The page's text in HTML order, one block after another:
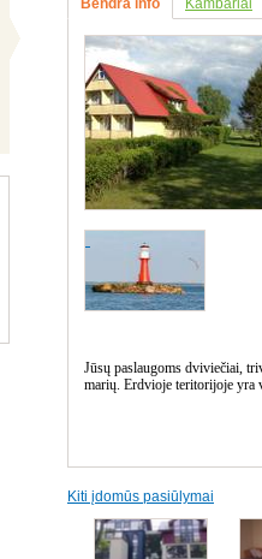
Bendra info Kambariai
Jūsų paslaugoms dviviečiai,
marių. Erdvioje teritorijoje yra
Kiti įdomūs pasiūlymai